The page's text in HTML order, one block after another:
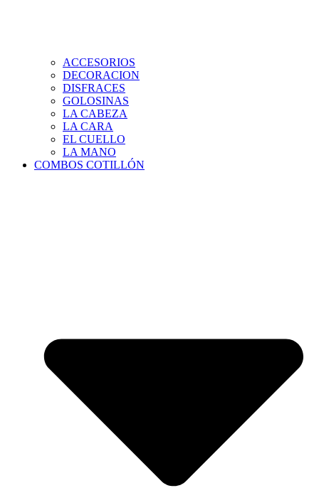
ACCESORIOS
DECORACION
DISFRACES
GOLOSINAS
LA CABEZA
LA CARA
EL CUELLO
LA MANO
COMBOS COTILLÓN